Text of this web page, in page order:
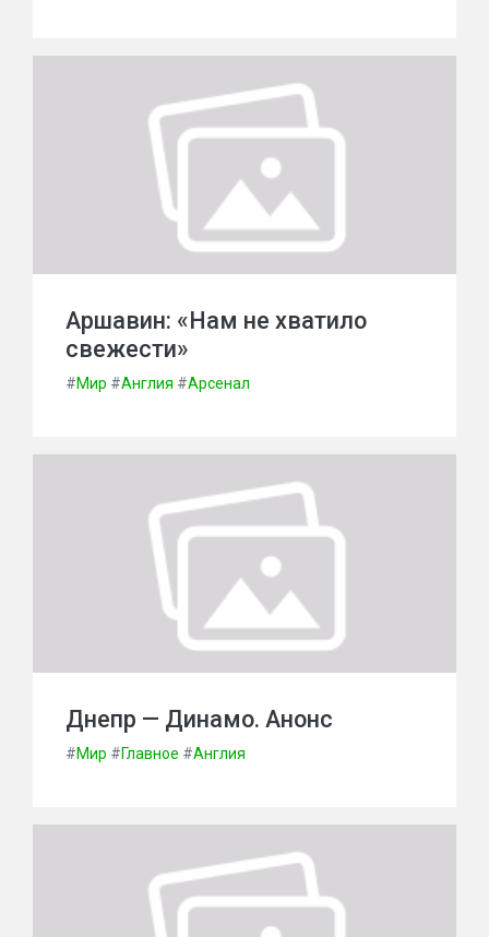
Аршавин: «Нам не хватило
свежести»
#Мир #Англия #Арсенал
Днепр — Динамо. Анонс
#Мир #Главное #Англия